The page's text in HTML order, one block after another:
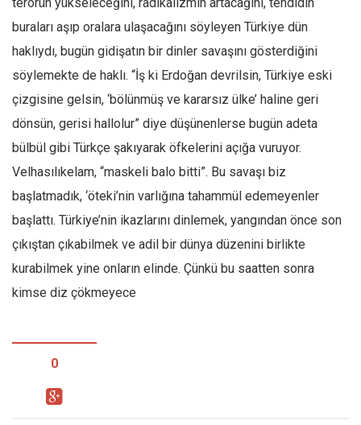
buraları aşıp oralara ulaşacağını söyleyen Türkiye dün
haklıydı, bugün gidişatın bir dinler savaşını gösterdiğini
söylemekte de haklı. “İş ki Erdoğan devrilsin, Türkiye eski
çizgisine gelsin, ‘bölünmüş ve kararsız ülke’ haline geri
dönsün, gerisi hallolur” diye düşünenlerse bugün adeta
bülbül gibi Türkçe şakıyarak öfkelerini açığa vuruyor.
Velhasılıkelam, “maskeli balo bitti”. Bu savaşı biz
başlatmadık, ‘öteki’nin varlığına tahammül edemeyenler
başlattı. Türkiye’nin ikazlarını dinlemek, yangından önce son
çıkıştan çıkabilmek ve adil bir dünya düzenini birlikte
kurabilmek yine onların elinde. Çünkü bu saatten sonra
kimse diz çökmeyece
0